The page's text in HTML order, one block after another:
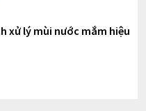
xử lý mùi nước mắm hiệu